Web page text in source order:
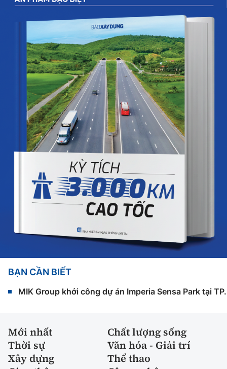
BẠN CẦN BIẾT
MIK Group khởi công dự án Imperia Sensa Park tại
Mới nhất
Chất lượng sống
Thời sự
Văn hóa - Giải trí
Xây dựng
Thể thao